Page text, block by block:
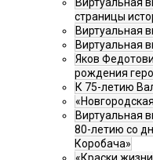
Виртуальная
страницы
Виртуальная
Виртуальная
Яков
рождения
К 75-летию
Виртуальная
80-летию со
Коробача»